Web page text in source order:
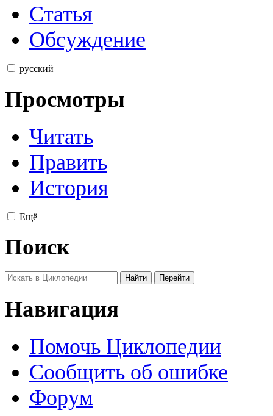
Статья
Обсуждение
русский
Просмотры
Читать
Править
История
Ещё
Поиск
Навигация
Помочь Циклопедии
Сообщить об ошибке
Форум